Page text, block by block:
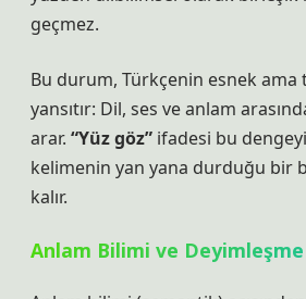
geçmez.
Bu durum, Türkçenin esnek ama
yansıtır: Dil, ses ve anlam
arar. “Yüz göz” ifadesi bu
kelimenin yan yana durduğu bir
kalır.
Anlam Bilimi ve